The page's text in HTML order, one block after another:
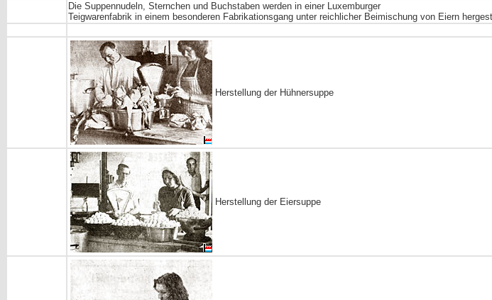
Die Suppennudeln, Sternchen und Buchstaben werden in einer Luxemburger
Teigwarenfabrik in einem besonderen Fabrikationsgang unter reichlicher Beimischung von Eiern
Herstellung der Hühnersuppe
Herstellung der Eiersuppe